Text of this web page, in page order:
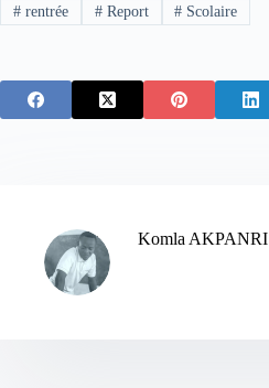
#rentrée #Report # Scolaire
Komla AKPANRI